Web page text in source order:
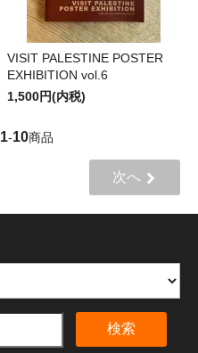
VISIT PALESTINE POSTER
EXHIBITION vol.6
1,500円(内税)
1-10商品
次へ
検索